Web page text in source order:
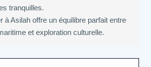
tranquilles.
à Asilah offre un équilibre parfait entre
et exploration culturelle.